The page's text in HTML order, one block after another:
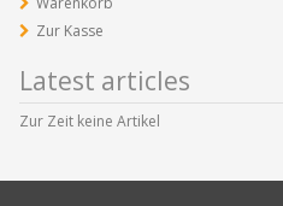
Zur Kasse
Latest articles
Zur Zeit keine Artikel